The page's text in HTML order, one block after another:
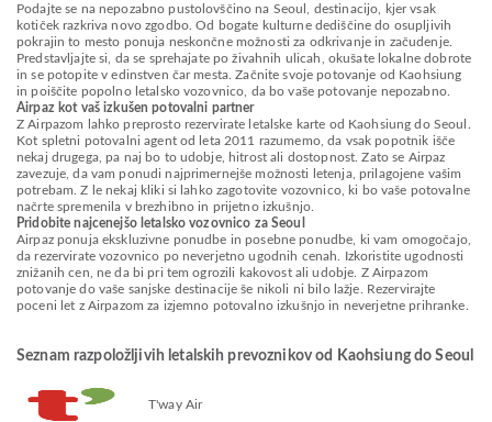
Podajte se na nepozabno pustolovščino na Seoul, destinacijo, kjer vsak
kotiček razkriva novo zgodbo. Od bogate kulturne dediščine do osupljivih
pokrajin to mesto ponuja neskončne možnosti za odkrivanje in začudenje.
Predstavljajte si, da se sprehajate po živahnih ulicah, okušate lokalne dobrote
in se potopite v edinstven čar mesta. Začnite svoje potovanje od Kaohsiung
in poiščite popolno letalsko vozovnico, da bo vaše potovanje nepozabno.
Airpaz kot vaš izkušen potovalni partner
Z Airpazom lahko preprosto rezervirate letalske karte od Kaohsiung do Seoul.
Kot spletni potovalni agent od leta 2011 razumemo, da vsak popotnik išče
nekaj drugega, pa naj bo to udobje, hitrost ali dostopnost. Zato se Airpaz
zavezuje, da vam ponudi najprimernejše možnosti letenja, prilagojene vašim
potrebam. Z le nekaj kliki si lahko zagotovite vozovnico, ki bo vaše potovalne
načrte spremenila v brezhibno in prijetno izkušnjo.
Pridobite najcenejšo letalsko vozovnico za Seoul
Airpaz ponuja ekskluzivne ponudbe in posebne ponudbe, ki vam omogočajo,
da rezervirate vozovnico po neverjetno ugodnih cenah. Izkoristite ugodnosti
znižanih cen, ne da bi pri tem ogrozili kakovost ali udobje. Z Airpazom
potovanje do vaše sanjske destinacije še nikoli ni bilo lažje. Rezervirajte
poceni let z Airpazom za izjemno potovalno izkušnjo in neverjetne prihranke.
Seznam razpoložljivih letalskih prevoznikov od Kaohsiung do Seoul
T'way Air